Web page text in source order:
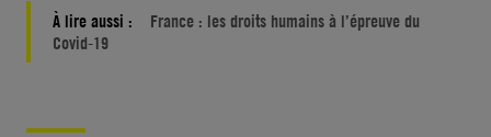
À lire aussi :
France : les droits humains à l’épreuve du
Covid-19